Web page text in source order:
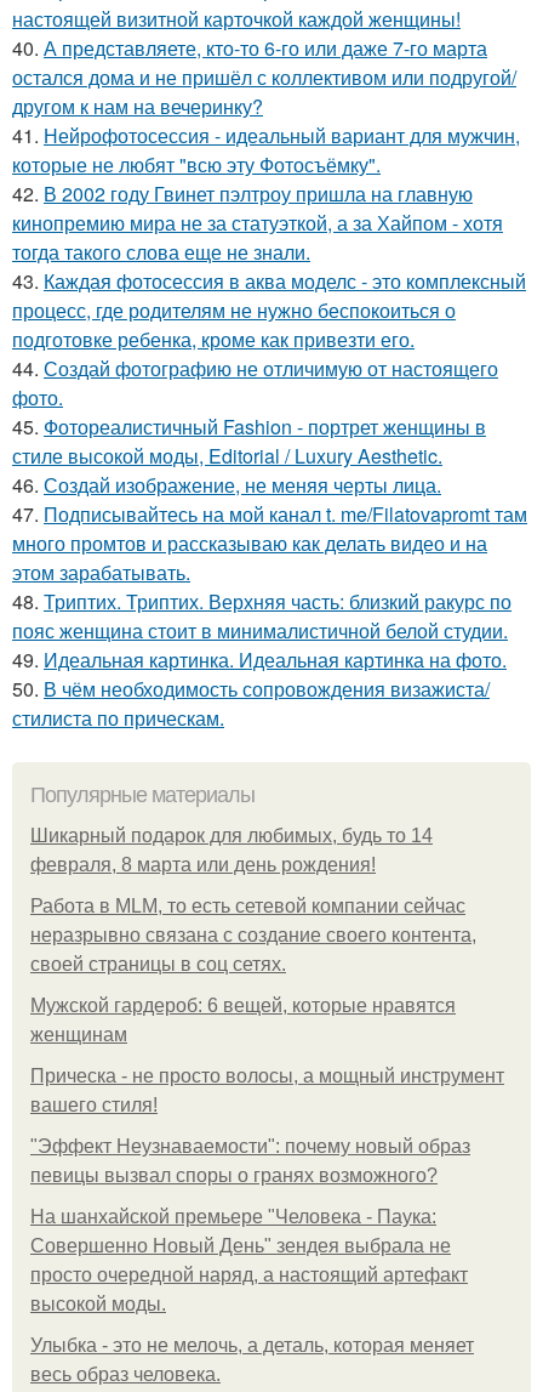
настоящей визитной карточкой каждой женщины!
40. А представляете, кто-то 6-го или даже 7-го марта
остался дома и не пришёл с коллективом или подругой/
другом к нам на вечеринку?
41. Нейрофотосессия - идеальный вариант для мужчин,
которые не любят "всю эту Фотосъёмку".
42. В 2002 году Гвинет пэлтроу пришла на главную
кинопремию мира не за статуэткой, а за Хайпом - хотя
тогда такого слова еще не знали.
43. Каждая фотосессия в аква моделс - это комплексный
процесс, где родителям не нужно беспокоиться о
подготовке ребенка, кроме как привезти его.
44. Создай фотографию не отличимую от настоящего
фото.
45. Фотореалистичный Fashion - портрет женщины в
стиле высокой моды, Editorial / Luxury Aesthetic.
46. Создай изображение, не меняя черты лица.
47. Подписывайтесь на мой канал t. me/Filatovapromt там
много промтов и рассказываю как делать видео и на
этом зарабатывать.
48. Триптих. Триптих. Верхняя часть: близкий ракурс по
пояс женщина стоит в минималистичной белой студии.
49. Идеальная картинка. Идеальная картинка на фото.
50. В чём необходимость сопровождения визажиста/
стилиста по прическам.
Популярные материалы
Шикарный подарок для любимых, будь то 14
февраля, 8 марта или день рождения!
Работа в MLM, то есть сетевой компании сейчас
неразрывно связана с создание своего контента,
своей страницы в соц сетях.
Мужской гардероб: 6 вещей, которые нравятся
женщинам
Прическа - не просто волосы, а мощный инструмент
вашего стиля!
"Эффект Неузнаваемости": почему новый образ
певицы вызвал споры о гранях возможного?
На шанхайской премьере "Человека - Паука:
Совершенно Новый День" зендея выбрала не
просто очередной наряд, а настоящий артефакт
высокой моды.
Улыбка - это не мелочь, а деталь, которая меняет
весь образ человека.